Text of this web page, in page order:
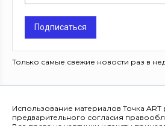
Подписаться
Только самые свежие новости раз в
Использование материалов Точка
предварительного согласия